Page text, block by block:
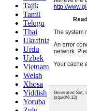
Tajik
Tamil
Telugu
Thai
Ukrainian
Urdu
Uzbek
Vietnamese
Welsh
Xhosa
Yiddish
Yoruba